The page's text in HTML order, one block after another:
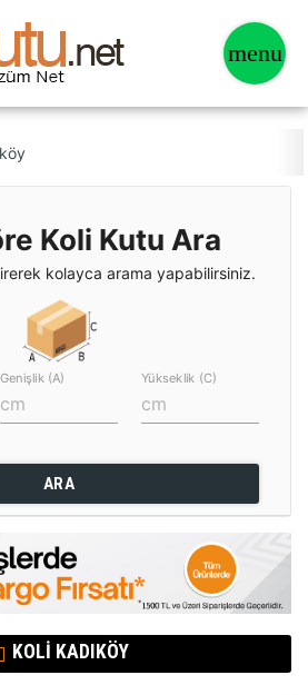
Koli Kutu Ara
kolayca arama yapabilirsiniz.
Genişlik (A) Yükseklik (C)
ARA
KOLI KADIKÖY